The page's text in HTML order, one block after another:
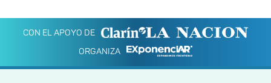
CON EL APOYO DE
ORGANIZA